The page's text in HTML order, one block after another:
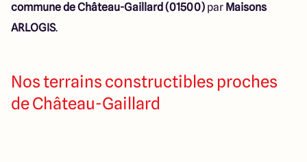
commune de Château-Gaillard (01500) par Maisons
ARLOGIS.
Nos terrains constructibles proches
de Château-Gaillard